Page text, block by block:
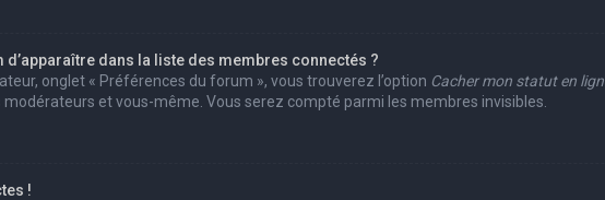
dans la liste des membres connectés ?
onglet « Préférences du forum », vous trouverez l’option Cacher mon statut en
et vous-même. Vous serez compté parmi les membres invisibles.
!